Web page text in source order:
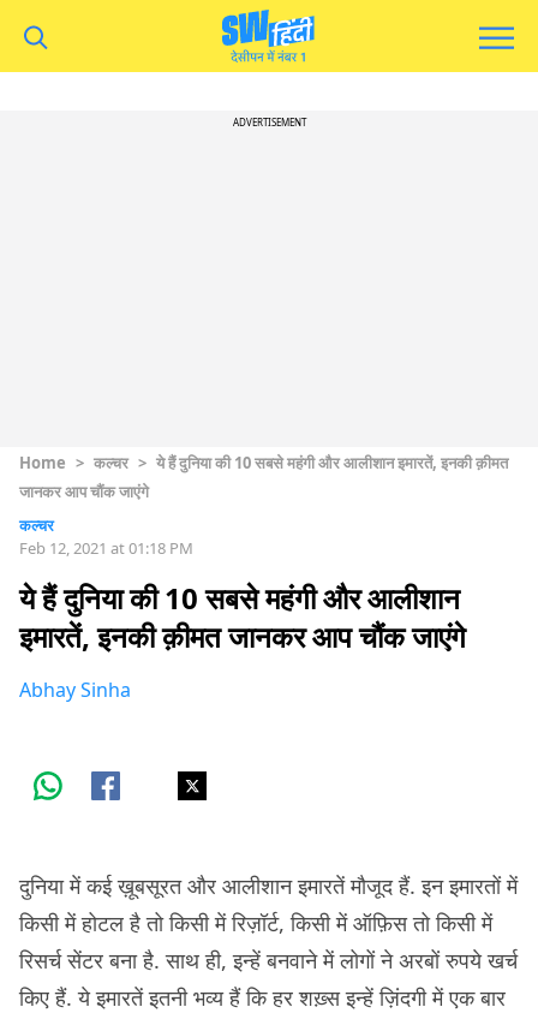
ADVERTISEMENT
Home > कल्चर > ये हैं दुनिया की 10 सबसे महंगी और आलीशान इमारतें, इनकी क़ीमत
जानकर आप चौंक जाएंगे
कल्चर
Feb 12, 2021 at 01:18 PM
ये हैं दुनिया की 10 सबसे महंगी और आलीशान
इमारतें, इनकी क़ीमत जानकर आप चौंक जाएंगे
Abhay Sinha
दुनिया में कई ख़ूबसूरत और आलीशान इमारतें मौजूद हैं. इन इमारतों में
किसी में होटल है तो किसी में रिज़ॉर्ट, किसी में ऑफ़िस तो किसी में
रिसर्च सेंटर बना है. साथ ही, इन्हें बनवाने में लोगों ने अरबों रुपये खर्च
किए हैं. ये इमारतें इतनी भव्य हैं कि हर शख़्स इन्हें ज़िंदगी में एक बार